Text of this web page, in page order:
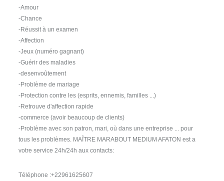
-Amour
-Chance
-Réussit à un examen
-Affection
-Jeux (numéro gagnant)
-Guérir des maladies
-desenvoûtement
-Problème de mariage
-Protection contre les (esprits, ennemis, familles ...)
-Retrouve d'affection rapide
-commerce (avoir beaucoup de clients)
-Problème avec son patron, mari, où dans une entreprise ... pour
tous les problèmes. MAÎTRE MARABOUT MEDIUM AFATON est a
votre service 24h/24h aux contacts:
Téléphone :+22961625607